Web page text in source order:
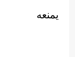
يمنعه